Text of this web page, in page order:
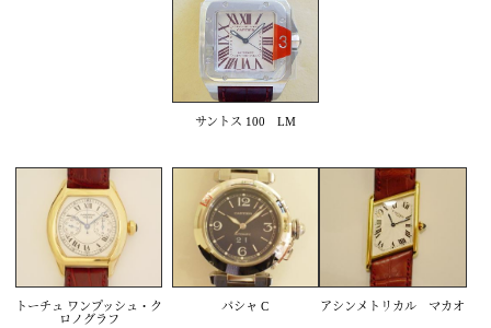
サントス 100 LM
トーチュ ワンプッシュ・ク
ロノグラフ
パシャ C アシンメトリカル マカオ